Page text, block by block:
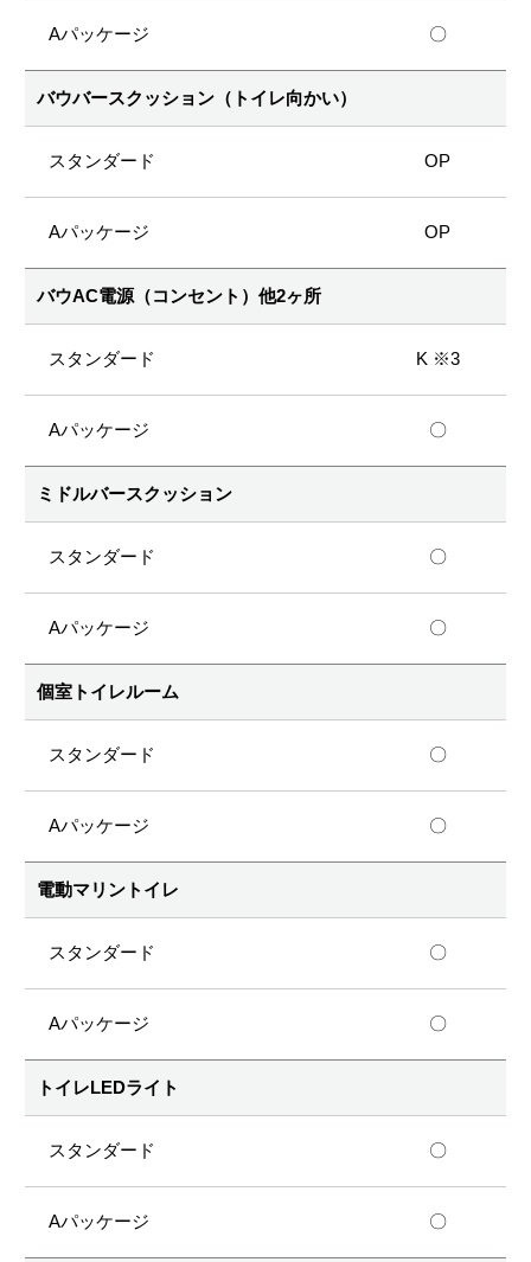
〇
バウバースクッション（トイレ向かい）
OP
OP
バウAC電源（コンセント）他2ヶ所
K ※3
〇
ミドルバースクッション
〇
〇
個室トイレルーム
〇
〇
電動マリントイレ
〇
〇
トイレLEDライト
〇
〇